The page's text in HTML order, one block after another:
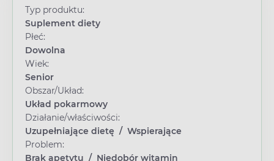
Typ produktu:
Suplement diety
Płeć:
Dowolna
Wiek:
Senior
Obszar/Układ:
Układ pokarmowy
Działanie/właściwości:
Uzupełniające dietę / Wspierające
Problem:
Brak apetytu / Niedobór witamin